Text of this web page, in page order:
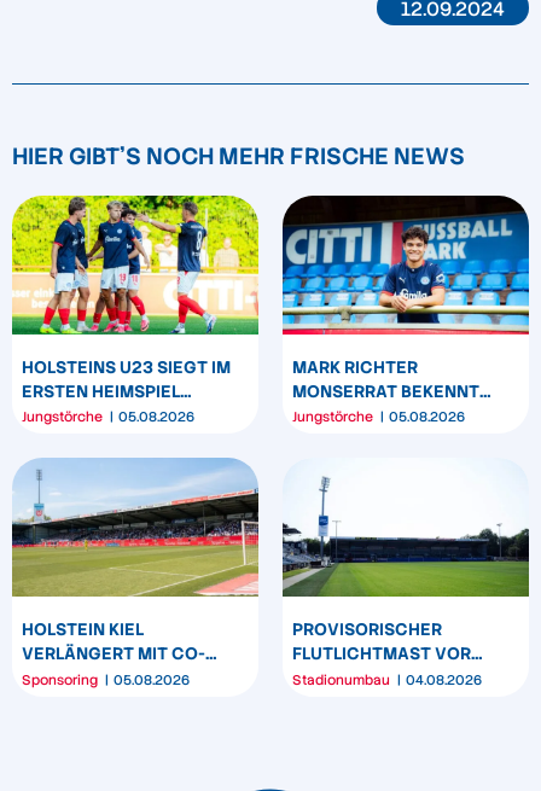
12.09.2024
HIER GIBT'S NOCH MEHR FRISCHE NEWS
HOLSTEINS U23 SIEGT IM
ERSTEN HEIMSPIEL
DEUTLICH
Jungstörche 05.08.2026
MARK RICHTER
MONSERRAT BEKENNT
SICH LANGFRISTIG ZUR
Jungstörche 05.08.2026
HOLSTEIN KIEL
VERLÄNGERT MIT CO-
SPONSOR SPREHE
Sponsoring 05.08.2026
PROVISORISCHER
FLUTLICHTMAST VOR
WESTTRIBÜNE WIRD
Stadionumbau 04.08.2026